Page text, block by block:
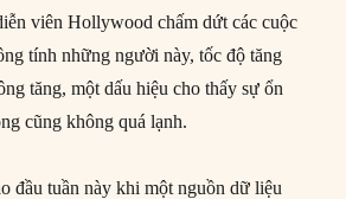
viên Hollywood chấm dứt các cuộc
tính những người này, tốc độ tăng
tăng, một dấu hiệu cho thấy sự ổn
cũng không quá lạnh.
đầu tuần này khi một nguồn dữ liệu